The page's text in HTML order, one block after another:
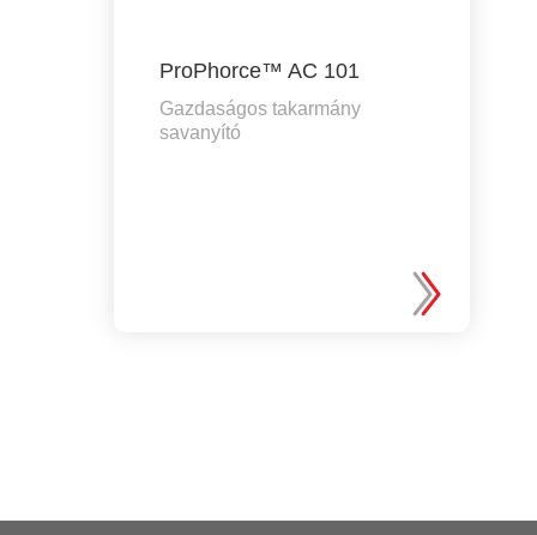
ProPhorce™ AC 101
Gazdaságos takarmány
savanyító